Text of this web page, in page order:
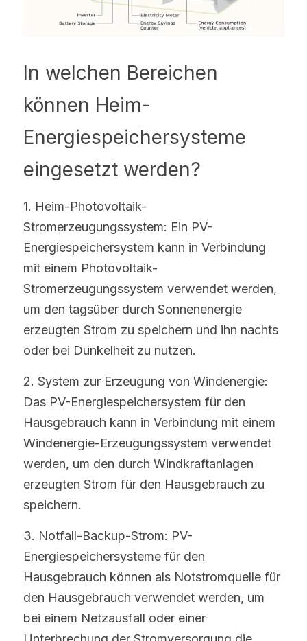
In welchen Bereichen
können Heim-
Energiespeichersysteme
eingesetzt werden?
1. Heim-Photovoltaik-
Stromerzeugungssystem: Ein PV-
Energiespeichersystem kann in Verbindung
mit einem Photovoltaik-
Stromerzeugungssystem verwendet werden,
um den tagsüber durch Sonnenenergie
erzeugten Strom zu speichern und ihn nachts
oder bei Dunkelheit zu nutzen.
2. System zur Erzeugung von Windenergie:
Das PV-Energiespeichersystem für den
Hausgebrauch kann in Verbindung mit einem
Windenergie-Erzeugungssystem verwendet
werden, um den durch Windkraftanlagen
erzeugten Strom für den Hausgebrauch zu
speichern.
3. Notfall-Backup-Strom: PV-
Energiespeichersysteme für den
Hausgebrauch können als Notstromquelle für
den Hausgebrauch verwendet werden, um
bei einem Netzausfall oder einer